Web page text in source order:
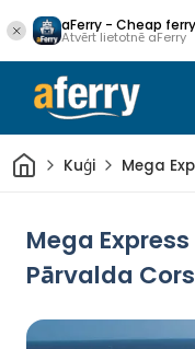
aFerry - Cheap
Atvērt lietotnē aFerry
Sākums
Kuģi Mega
Mega
Pārvalda